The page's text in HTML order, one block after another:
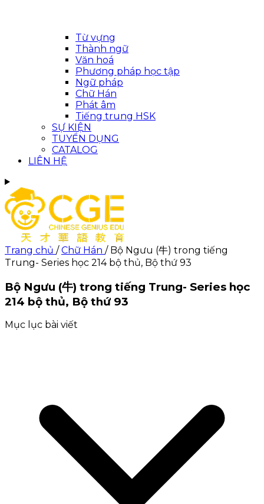
Từ vựng
Thành ngữ
Văn hoá
Phương pháp học tập
Ngữ pháp
Chữ Hán
Phát âm
Tiếng trung HSK
SỰ KIỆN
TUYỂN DỤNG
CATALOG
LIÊN HỆ
Trang chủ / Chữ Hán / Bộ Ngưu (牛) trong tiếng
Trung- Series học 214 bộ thủ, Bộ thứ 93
Bộ Ngưu (牛) trong tiếng Trung- Series học
214 bộ thủ, Bộ thứ 93
Mục lục bài viết